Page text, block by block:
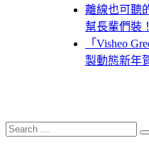
離線也可聽
幫長輩們裝
「Visheo
製動態新年
Search
for: